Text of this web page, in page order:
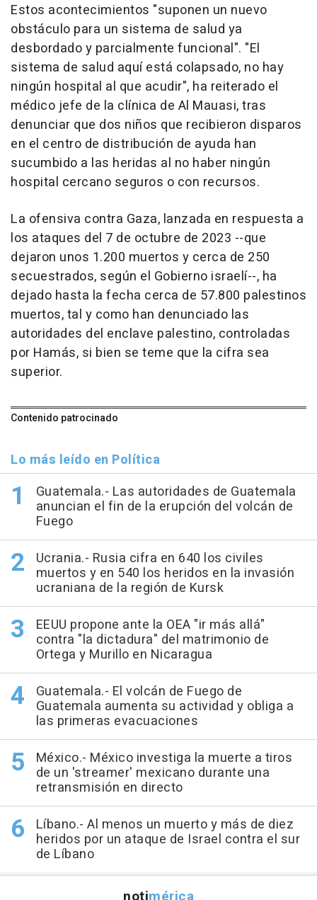
Estos acontecimientos "suponen un nuevo
obstáculo para un sistema de salud ya
desbordado y parcialmente funcional". "El
sistema de salud aquí está colapsado, no hay
ningún hospital al que acudir", ha reiterado el
médico jefe de la clínica de Al Mauasi, tras
denunciar que dos niños que recibieron disparos
en el centro de distribución de ayuda han
sucumbido a las heridas al no haber ningún
hospital cercano seguros o con recursos.
La ofensiva contra Gaza, lanzada en respuesta a
los ataques del 7 de octubre de 2023 --que
dejaron unos 1.200 muertos y cerca de 250
secuestrados, según el Gobierno israelí--, ha
dejado hasta la fecha cerca de 57.800 palestinos
muertos, tal y como han denunciado las
autoridades del enclave palestino, controladas
por Hamás, si bien se teme que la cifra sea
superior.
Contenido patrocinado
Lo más leído en Política
Guatemala.- Las autoridades de Guatemala
anuncian el fin de la erupción del volcán de
Fuego
Ucrania.- Rusia cifra en 640 los civiles
muertos y en 540 los heridos en la invasión
ucraniana de la región de Kursk
EEUU propone ante la OEA "ir más allá"
contra "la dictadura" del matrimonio de
Ortega y Murillo en Nicaragua
Guatemala.- El volcán de Fuego de
Guatemala aumenta su actividad y obliga a
las primeras evacuaciones
México.- México investiga la muerte a tiros
de un 'streamer' mexicano durante una
retransmisión en directo
Líbano.- Al menos un muerto y más de diez
heridos por un ataque de Israel contra el sur
de Líbano